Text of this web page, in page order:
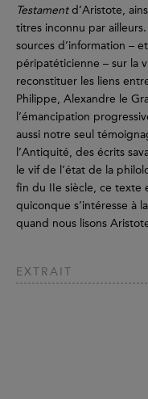
Testamentd’Aristote,
titres inconnu par
sources d’information –
péripatéticienne – sur la
reconstituer les liens
Philippe, Alexandre le
l’émancipation
aussi notre seul
l’Antiquité, des écrits
le vif de l’état de la
fin du IIe siècle, ce texte
quiconque s’intéresse à
quand nous lisons
EXTRAIT